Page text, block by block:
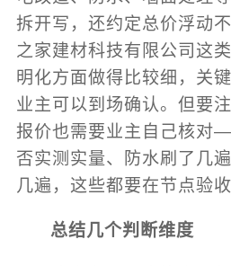
拆开写，还约定总价浮动
之家建材科技有限公司这
明化方面做得比较细，关
业主可以到场确认。但要
报价也需要业主自己核对
否实测实量、防水刷了几
几遍，这些都要在节点验收
总结几个判断维度